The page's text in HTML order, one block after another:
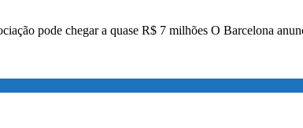
pode chegar a quase R$ 7 milhões O Barcelona